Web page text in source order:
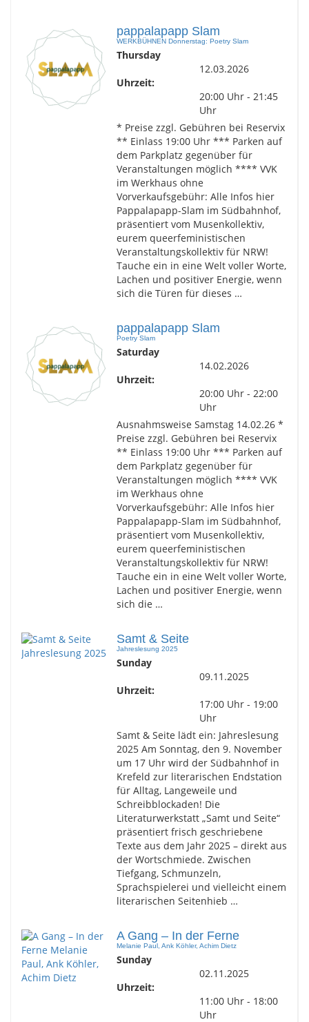
pappalapapp Slam
WERKBÜHNEN Donnerstag: Poetry Slam
Thursday
12.03.2026
Uhrzeit:
20:00 Uhr - 21:45
Uhr
* Preise zzgl. Gebühren bei Reservix
** Einlass 19:00 Uhr *** Parken auf
dem Parkplatz gegenüber für
Veranstaltungen möglich **** VVK
im Werkhaus ohne
Vorverkaufsgebühr: Alle Infos hier
Pappalapapp-Slam im Südbahnhof,
präsentiert vom Musenkollektiv,
eurem queerfeministischen
Veranstaltungskollektiv für NRW!
Tauche ein in eine Welt voller Worte,
Lachen und positiver Energie, wenn
sich die Türen für dieses …
pappalapapp Slam
Poetry Slam
Saturday
14.02.2026
Uhrzeit:
20:00 Uhr - 22:00
Uhr
Ausnahmsweise Samstag 14.02.26 *
Preise zzgl. Gebühren bei Reservix
** Einlass 19:00 Uhr *** Parken auf
dem Parkplatz gegenüber für
Veranstaltungen möglich **** VVK
im Werkhaus ohne
Vorverkaufsgebühr: Alle Infos hier
Pappalapapp-Slam im Südbahnhof,
präsentiert vom Musenkollektiv,
eurem queerfeministischen
Veranstaltungskollektiv für NRW!
Tauche ein in eine Welt voller Worte,
Lachen und positiver Energie, wenn
sich die …
Samt & Seite
Jahreslesung 2025
Sunday
09.11.2025
Uhrzeit:
17:00 Uhr - 19:00
Uhr
Samt & Seite lädt ein: Jahreslesung
2025 Am Sonntag, den 9. November
um 17 Uhr wird der Südbahnhof in
Krefeld zur literarischen Endstation
für Alltag, Langeweile und
Schreibblockaden! Die
Literaturwerkstatt „Samt und Seite“
präsentiert frisch geschriebene
Texte aus dem Jahr 2025 – direkt aus
der Wortschmiede. Zwischen
Tiefgang, Schmunzeln,
Sprachspielerei und vielleicht einem
literarischen Seitenhieb …
A Gang – In der Ferne
Melanie Paul, Ank Köhler, Achim Dietz
Sunday
02.11.2025
Uhrzeit:
11:00 Uhr - 18:00
Uhr